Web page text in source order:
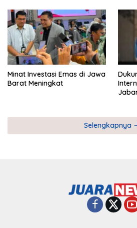
Minat Investasi Emas di Jawa
Barat Meningkat
Selengkapnya